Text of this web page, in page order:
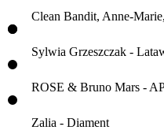
Clean Bandit, Anne-
Sylwia Grzeszczak -
ROSE & Bruno Mars -
Zalia - Diament